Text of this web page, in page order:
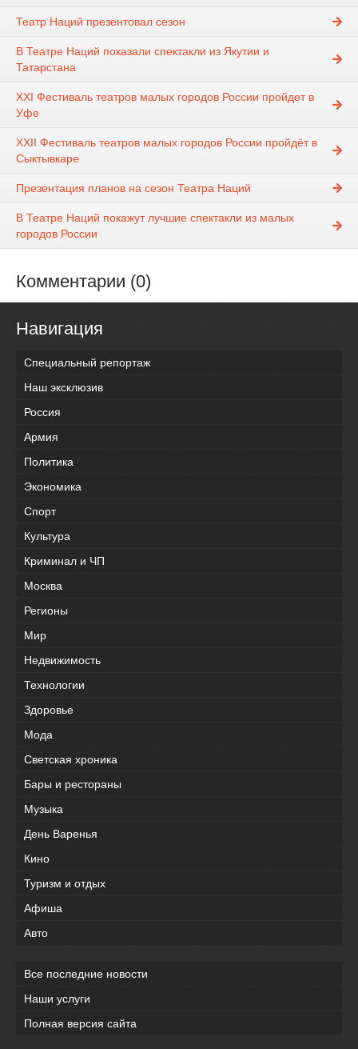
Театр Наций презентовал сезон
В Театре Наций показали спектакли из Якутии и
Татарстана
XXI Фестиваль театров малых городов России пройдет в
Уфе
XXII Фестиваль театров малых городов России пройдёт в
Сыктывкаре
Презентация планов на сезон Театра Наций
В Театре Наций покажут лучшие спектакли из малых
городов России
Комментарии (0)
Навигация
Специальный репортаж
Наш эксклюзив
Россия
Армия
Политика
Экономика
Спорт
Культура
Криминал и ЧП
Москва
Регионы
Мир
Недвижимость
Технологии
Здоровье
Мода
Светская хроника
Бары и рестораны
Музыка
День Варенья
Кино
Туризм и отдых
Афиша
Авто
Все последние новости
Наши услуги
Полная версия сайта